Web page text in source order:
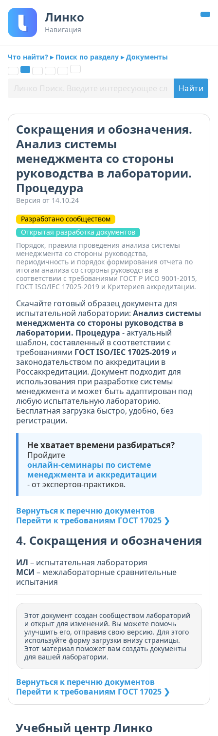
Линко
Навигация
Что найти? ▸ Поиск по разделу ▸ Документы
Сокращения и обозначения.
Анализ системы
менеджмента со стороны
руководства в лаборатории.
Процедура
Версия от 14.10.24
Разработано сообществом
Открытая разработка документов
Порядок, правила проведения анализа системы
менеджмента со стороны руководства,
периодичность и порядок формирования отчета по
итогам анализа со стороны руководства в
соответствии с требованиями ГОСТ Р ИСО 9001-2015,
ГОСТ ISO/IEC 17025-2019 и Критериев аккредитации.
Скачайте готовый образец документа для
испытательной лаборатории: Анализ системы
менеджмента со стороны руководства в
лаборатории. Процедура - актуальный
шаблон, составленный в соответствии с
требованиями ГОСТ ISO/IEC 17025-2019 и
законодательством по аккредитации в
Россаккредитации. Документ подходит для
использования при разработке системы
менеджмента и может быть адаптирован под
любую испытательную лабораторию.
Бесплатная загрузка быстро, удобно, без
регистрации.
Не хватает времени разбираться?
Пройдите
онлайн-семинары по системе
менеджмента и аккредитации
- от экспертов-практиков.
Вернуться к перечню документов
Перейти к требованиям ГОСТ 17025 ❯
4. Сокращения и обозначения
ИЛ – испытательная лаборатория
МСИ – межлабораторные сравнительные
испытания
Этот документ создан сообществом лабораторий
и открыт для изменений. Вы можете помочь
улучшить его, отправив свою версию. Для этого
используйте форму загрузки внизу страницы.
Этот материал поможет вам создать документы
для вашей лаборатории.
Вернуться к перечню документов
Перейти к требованиям ГОСТ 17025 ❯
Учебный центр Линко